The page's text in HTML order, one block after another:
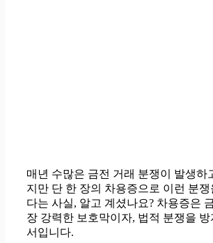
매년 수많은 금전 거래 분쟁이 발생하
지만 단 한 장의 차용증으로 이런 분쟁
다는 사실, 알고 계셨나요? 차용증은
장 강력한 보호막이자, 법적 분쟁을
서입니다.